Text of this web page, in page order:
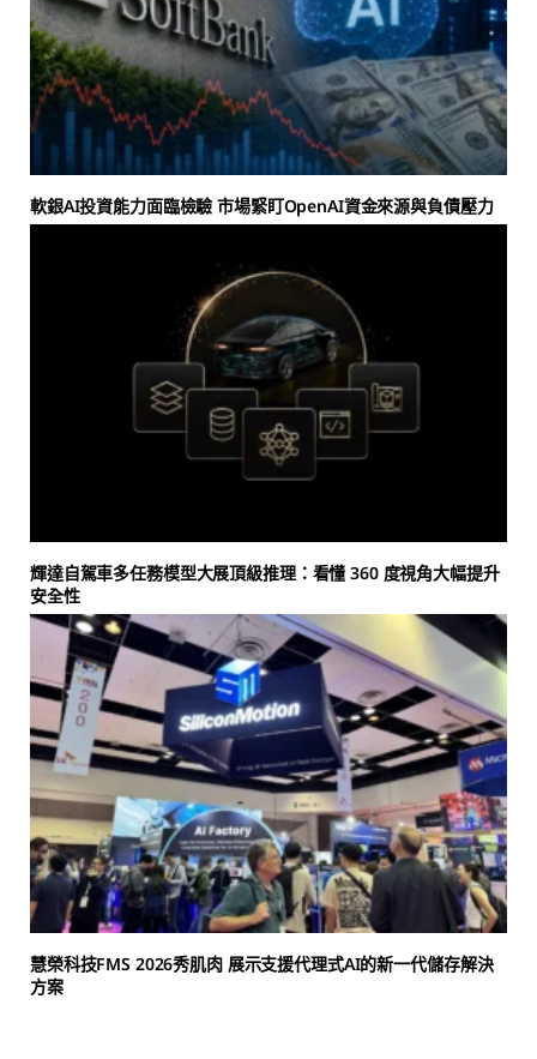
軟銀AI投資能力面臨檢驗 市場緊盯OpenAI資金來源與負債壓力
輝達自駕車多任務模型大展頂級推理：看懂 360 度視角大幅提升
安全性
慧榮科技FMS 2026秀肌肉 展示支援代理式AI的新一代儲存解決
方案